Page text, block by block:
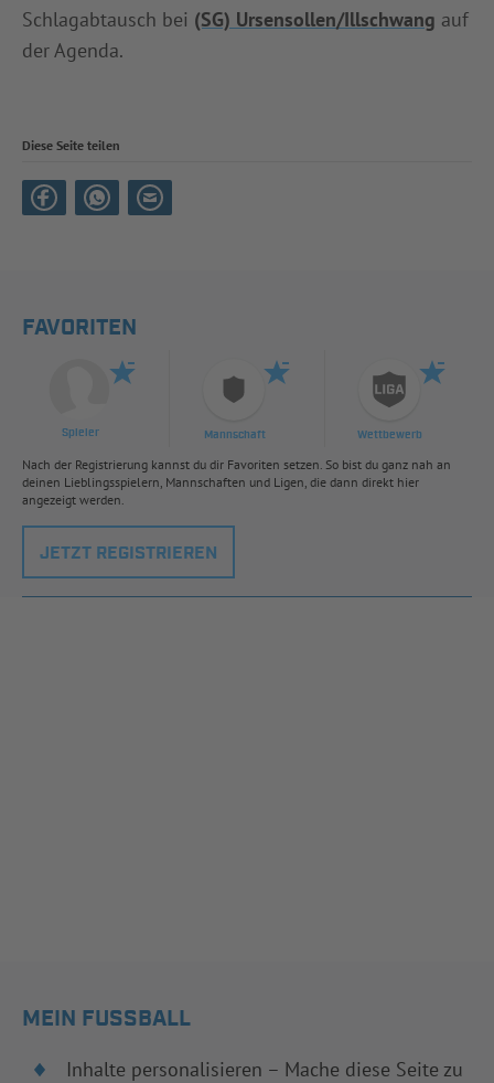
Schlagabtausch bei (SG) Ursensollen/Illschwang auf
der Agenda.
Diese Seite teilen
FAVORITEN
Spieler Mannschaft Wettbewerb
Nach der Registrierung kannst du dir Favoriten setzen. So bist du ganz nah an
deinen Lieblingsspielern, Mannschaften und Ligen, die dann direkt hier
angezeigt werden.
JETZT REGISTRIEREN
MEIN FUSSBALL
Inhalte personalisieren – Mache diese Seite zu